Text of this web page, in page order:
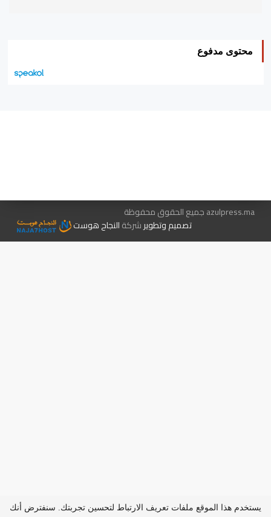
محتوى مدفوع
azulpress.ma جميع الحقوق محفوظة
تصميم وتطويرشركةالنجاح هوست
يستخدم هذا الموقع ملفات تعريف الارتباط لتحسين تجربتك. سنفترض أنك